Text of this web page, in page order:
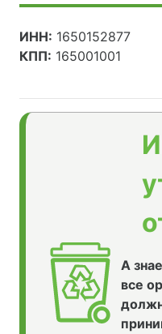
ИНН: 1650152877
КПП: 165001001
А
все